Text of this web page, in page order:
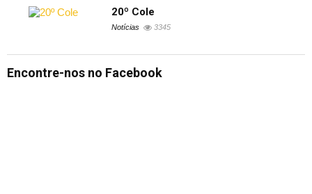
20º Cole
Notícias 3345
Encontre-nos no Facebook